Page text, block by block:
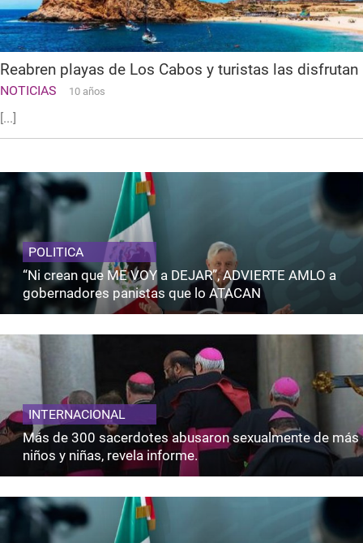
Reabren playas de Los Cabos y turistas las disfrutan
NOTICIAS 10 años
[...]
POLITICA
“Ni crean que ME VOY a DEJAR”, ADVIERTE AMLO a
gobernadores panistas que lo ATACAN
INTERNACIONAL
Más de 300 sacerdotes abusaron sexualmente de más
niños y niñas, revela informe.